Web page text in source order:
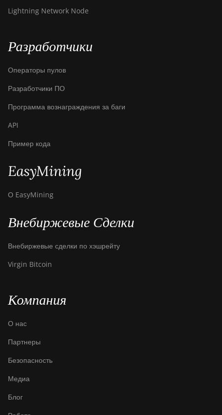
Lightning Network Node
Разработчики
Операторы пулов
Разработчики ПО
Программа вознаграждения за баги
API
Пример кода
EasyMining
О EasyMining
Внебиржевые Сделки
Внебиржевые сделки по хэшрейту
Virgin Bitcoin
Компания
О нас
Партнеры
Безопасность
Медиа
Блог